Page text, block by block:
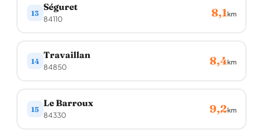
13
Séguret
84110 8,1km
14
Travaillan
84850 8,4km
15
Le Barroux
84330 9,2km